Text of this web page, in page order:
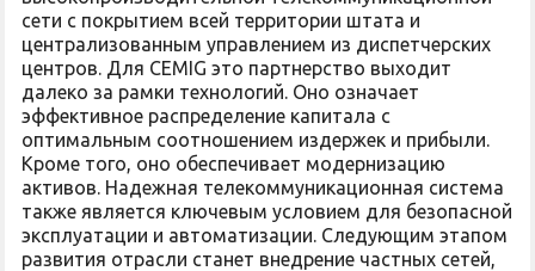
сети с покрытием всей территории штата и
централизованным управлением из диспетчерских
центров. Для CEMIG это партнерство выходит
далеко за рамки технологий. Оно означает
эффективное распределение капитала с
оптимальным соотношением издержек и прибыли.
Кроме того, оно обеспечивает модернизацию
активов. Надежная телекоммуникационная система
также является ключевым условием для безопасной
эксплуатации и автоматизации. Следующим этапом
развития отрасли станет внедрение частных сетей,